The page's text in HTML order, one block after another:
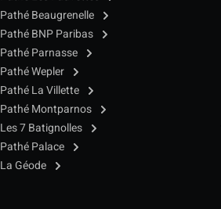
Pathé Beaugrenelle
Pathé BNP Paribas
Pathé Parnasse
Pathé Wepler
Pathé La Villette
Pathé Montparnos
Les 7 Batignolles
Pathé Palace
La Géode